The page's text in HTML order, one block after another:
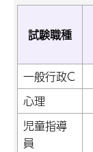
試験職種
一般行政C
心理
児童指導
員